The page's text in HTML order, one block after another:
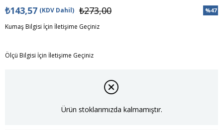
%47
₺273,00
₺143,57 (KDV Dahil)
Kumaş Bilgisi İçin İletişime Geçiniz
Ölçü Bilgisi İçin İletişime Geçiniz
Ürün stoklarımızda kalmamıştır.